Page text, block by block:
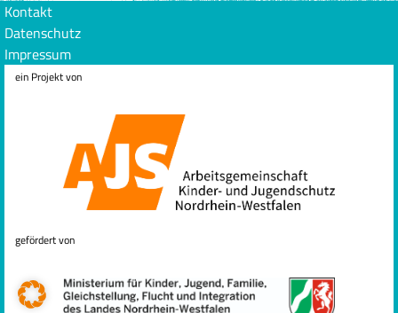
Kontakt
Datenschutz
Impressum
ein Projekt von
gefördert von